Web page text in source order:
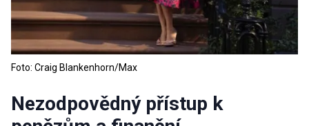
Foto: Craig Blankenhorn/Max
Nezodpovědný přístup k